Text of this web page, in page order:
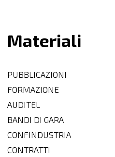
Materiali
PUBBLICAZIONI
FORMAZIONE
AUDITEL
BANDI DI GARA
CONFINDUSTRIA
CONTRATTI